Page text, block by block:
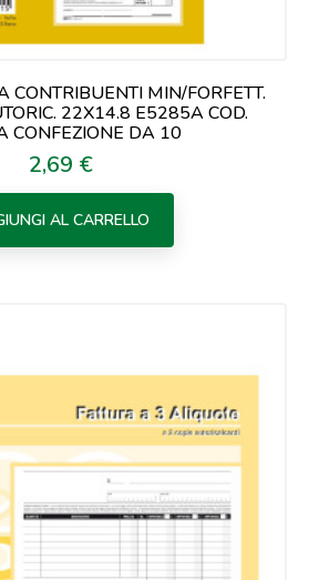
CONTRIBUENTI MIN/FORFETT.
22X14.8 E5285A COD.
CONFEZIONE DA 10
Prezzo
2,69 €
AL CARRELLO